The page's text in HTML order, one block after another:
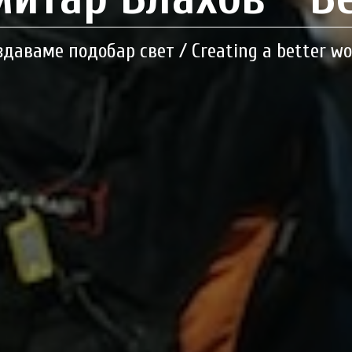
подобар свет / Creating a better